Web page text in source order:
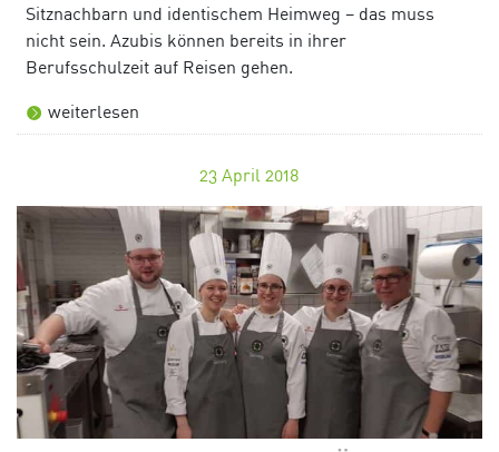
Sitznachbarn und identischem Heimweg – das muss
nicht sein. Azubis können bereits in ihrer
Berufsschulzeit auf Reisen gehen.
weiterlesen
23 April 2018